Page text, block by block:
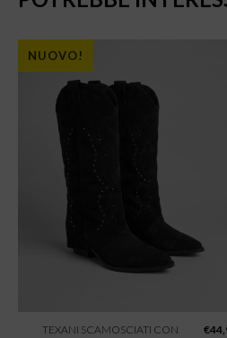
NUOVO!
TEXANI SCAMOSCIATI CON
€